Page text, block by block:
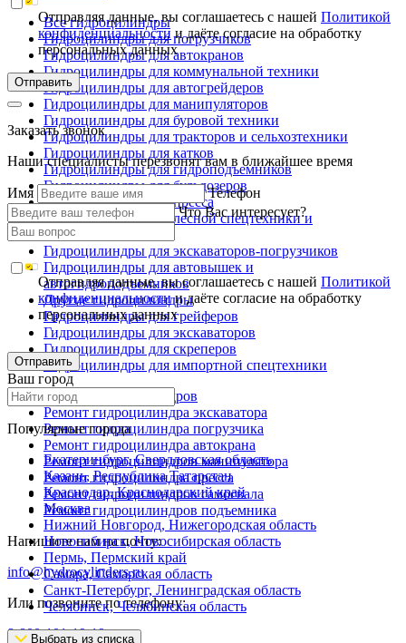
Все гидроцилиндры
Гидроцилиндры для погрузчиков
Гидроцилиндры для автокранов
Гидроцилиндры для коммунальной техники
Гидроцилиндры для автогрейдеров
Гидроцилиндры для манипуляторов
Гидроцилиндры для буровой техники
Гидроцилиндры для тракторов и сельхозтехники
Гидроцилиндры для катков
Гидроцилиндры для гидроподъемников
Гидроцилиндры для бульдозеров
Гидроцилиндры для пресса
Гидроцилиндры для лесной спецтехники и
металловозов
Гидроцилиндры для экскаваторов-погрузчиков
Гидроцилиндры для автовышек и
автогидроподъемников
Другие гидроцилиндры
Гидроцилиндры для грейферов
Гидроцилиндры для экскаваторов
Гидроцилиндры для скреперов
Гидроцилиндры для импортной спецтехники
Ремонт гидроцилиндров
Ремонт гидроцилиндра экскаватора
Ремонт гидроцилиндра погрузчика
Ремонт гидроцилиндра автокрана
Ремонт гидроцилиндров манипулятора
Ремонт гидроцилиндра пресса
Ремонт гидроцилиндров самосвала
Ремонт гидроцилиндров подъемника
Напишите нам на почту:
info@hydrocylinders.ru
Или позвоните по телефону:
8-800-101-19-19
Отправляя данные, вы соглашаетесь с нашейПолитикой
конфиденциальностии даёте согласие на обработку
персональных данных
Отправить
Заказать звонок
Наши специалисты перезвонят вам в ближайшее время
Имя
Телефон
Что Вас интересует?
Отправляя данные, вы соглашаетесь с нашейПолитикой
конфиденциальностии даёте согласие на обработку
персональных данных
Отправить
Ваш город
Популярные города
Екатеринбург, Свердловская область
Казань, Республика Татарстан
Краснодар, Краснодарский край
Москва
Нижний Новгород, Нижегородская область
Новосибирск, Новосибирская область
Пермь, Пермский край
Самара, Самарская область
Санкт-Петербург, Ленинградская область
Челябинск, Челябинская область
Выбрать из списка